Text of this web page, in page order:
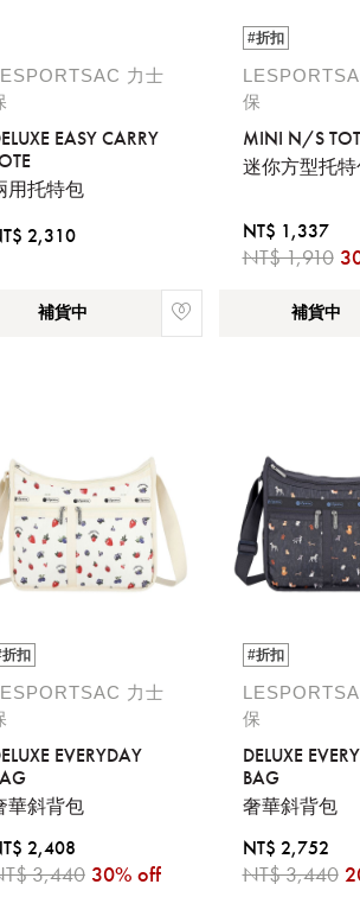
您的搭機地點
臺北松山機場(TSA)
境旅客使用
細節或訂購流程指引，請瀏覽購物流程說
力士
EASY CARRY
用托特包
2,310
補貨中
#折扣
保
MINI N/S
迷你方型托
NT$ 1,337
NT$ 1,910
補貨中
扣
力士
EVERYDAY
華斜背包
2,408
3,440 30% off
#折扣
保
DELUXE
BAG
奢華斜背包
NT$ 2,752
NT$ 3,440
有辦法使用喜愛清單！